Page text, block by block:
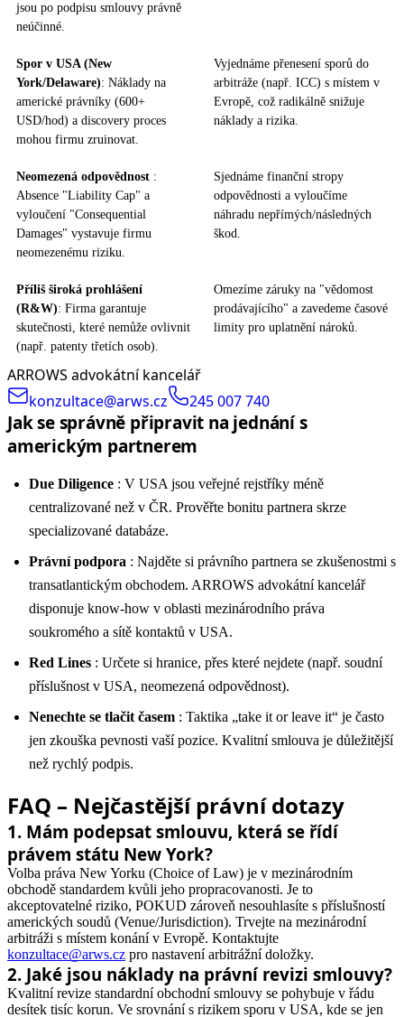
jsou po podpisu smlouvy právně
neúčinné.
Spor v USA (New
York/Delaware): Náklady na
americké právníky (600+
USD/hod) a discovery proces
mohou firmu zruinovat.
Vyjednáme přenesení sporů do
arbitráže (např. ICC) s místem v
Evropě, což radikálně snižuje
náklady a rizika.
Neomezená odpovědnost :
Absence "Liability Cap" a
vyloučení "Consequential
Damages" vystavuje firmu
neomezenému riziku.
Sjednáme finanční stropy
odpovědnosti a vyloučíme
náhradu nepřímých/následných
škod.
Příliš široká prohlášení
(R&W): Firma garantuje
skutečnosti, které nemůže ovlivnit
(např. patenty třetích osob).
Omezíme záruky na "vědomost
prodávajícího" a zavedeme časové
limity pro uplatnění nároků.
ARROWS advokátní kancelář
konzultace@arws.cz
245 007 740
Jak se správně připravit na jednání s
americkým partnerem
Due Diligence : V USA jsou veřejné rejstříky méně
centralizované než v ČR. Prověřte bonitu partnera skrze
specializované databáze.
Právní podpora : Najděte si právního partnera se zkušenostmi s
transatlantickým obchodem. ARROWS advokátní kancelář
disponuje know-how v oblasti mezinárodního práva
soukromého a sítě kontaktů v USA.
Red Lines : Určete si hranice, přes které nejdete (např. soudní
příslušnost v USA, neomezená odpovědnost).
Nenechte se tlačit časem : Taktika „take it or leave it“ je často
jen zkouška pevnosti vaší pozice. Kvalitní smlouva je důležitější
než rychlý podpis.
FAQ – Nejčastější právní dotazy
1. Mám podepsat smlouvu, která se řídí
právem státu New York?
Volba práva New Yorku (Choice of Law) je v mezinárodním
obchodě standardem kvůli jeho propracovanosti. Je to
akceptovatelné riziko, POKUD zároveň nesouhlasíte s příslušností
amerických soudů (Venue/Jurisdiction). Trvejte na mezinárodní
arbitráži s místem konání v Evropě. Kontaktujte
konzultace@arws.cz pro nastavení arbitrážní doložky.
2. Jaké jsou náklady na právní revizi smlouvy?
Kvalitní revize standardní obchodní smlouvy se pohybuje v řádu
desítek tisíc korun. Ve srovnání s rizikem sporu v USA, kde se jen